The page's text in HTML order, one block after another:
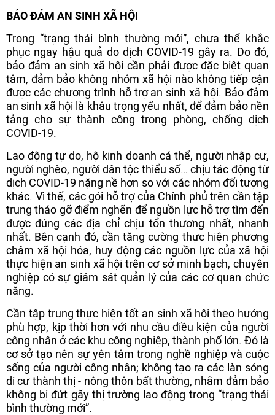
BẢO ĐẢM AN SINH XÃ HỘI
Trong “trạng thái bình thường mới”, chưa thể khắc
phục ngay hậu quả do dịch COVID-19 gây ra. Do đó,
bảo đảm an sinh xã hội cần phải được đặc biệt quan
tâm, đảm bảo không nhóm xã hội nào không tiếp cận
được các chương trình hỗ trợ an sinh xã hội. Bảo đảm
an sinh xã hội là khâu trọng yếu nhất, để đảm bảo nền
tảng cho sự thành công trong phòng, chống dịch
COVID-19.
Lao động tự do, hộ kinh doanh cá thể, người nhập cư,
người nghèo, người dân tộc thiểu số… chịu tác động từ
dịch COVID-19 nặng nề hơn so với các nhóm đối tượng
khác. Vì thế, các gói hỗ trợ của Chính phủ trên cần tập
trung tháo gỡ điểm nghẽn để nguồn lực hỗ trợ tìm đến
được đúng các địa chỉ chịu tổn thương nhất, nhanh
nhất. Bên cạnh đó, cần tăng cường thực hiện phương
châm xã hội hóa, huy động các nguồn lực của xã hội
thực hiện an sinh xã hội trên cơ sở minh bạch, chuyên
nghiệp có sự giám sát quản lý của các cơ quan chức
năng.
Cần tập trung thực hiện tốt an sinh xã hội theo hướng
phù hợp, kịp thời hơn với nhu cầu điều kiện của người
công nhân ở các khu công nghiệp, thành phố lớn. Đó là
cơ sở tạo nên sự yên tâm trong nghề nghiệp và cuộc
sống của người công nhân; không tạo ra các làn sóng
di cư thành thị - nông thôn bất thường, nhằm đảm bảo
không bị đứt gãy thị trường lao động trong “trạng thái
bình thường mới”.